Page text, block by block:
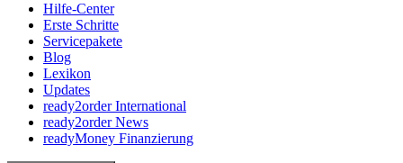
Hilfe-Center
Erste Schritte
Servicepakete
Blog
Lexikon
Updates
ready2order International
ready2order News
readyMoney Finanzierung